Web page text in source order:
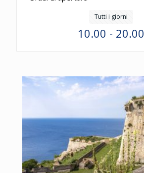
Tutti i giorni
10.00 - 20.00